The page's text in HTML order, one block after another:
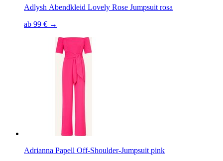
Adlysh Abendkleid Lovely Rose Jumpsuit rosa
ab 99 € →
Adrianna Papell Off-Shoulder-Jumpsuit pink